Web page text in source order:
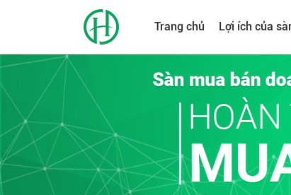
Trang chủ Lợi ích của